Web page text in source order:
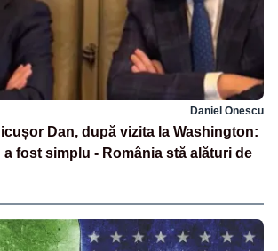
Daniel Onescu
Dan, după vizita la Washington:
a fost simplu - România stă alături de